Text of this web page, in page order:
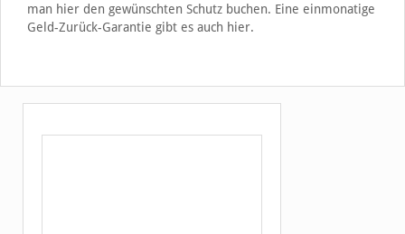
man hier den gewünschten Schutz buchen. Eine einmonatige
Geld-Zurück-Garantie gibt es auch hier.